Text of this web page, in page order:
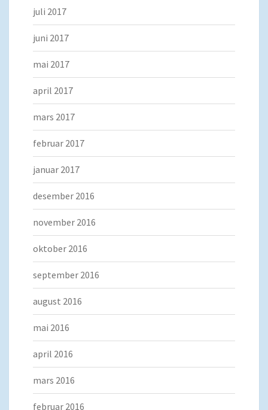
juli 2017
juni 2017
mai 2017
april 2017
mars 2017
februar 2017
januar 2017
desember 2016
november 2016
oktober 2016
september 2016
august 2016
mai 2016
april 2016
mars 2016
februar 2016